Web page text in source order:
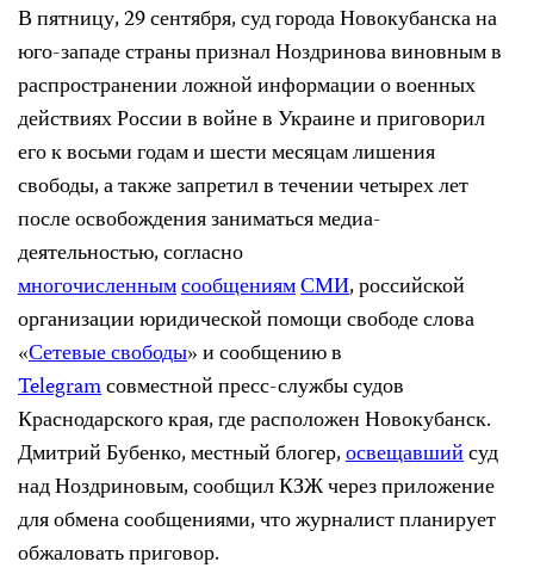
В пятницу, 29 сентября, суд города Новокубанска на
юго-западе страны признал Ноздринова виновным в
распространении ложной информации о военных
действиях России в войне в Украине и приговорил
его к восьми годам и шести месяцам лишения
свободы, а также запретил в течении четырех лет
после освобождения заниматься медиа-
деятельностью, согласно
многочисленнымсообщениямСМИ, российской
организации юридической помощи свободе слова
«Сетевые свободы» и сообщению в
Telegramсовместной пресс-службы судов
Краснодарского края, где расположен Новокубанск.
Дмитрий Бубенко, местный блогер,освещавшийсуд
над Ноздриновым, сообщил КЗЖ через приложение
для обмена сообщениями, что журналист планирует
обжаловать приговор.